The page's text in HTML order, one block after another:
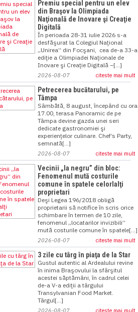
Premiu special pentru un elev
din Braşov la Olimpiada
Naţională de Inovare şi Creaţie
Digitală
În perioada 28-31 iulie 2026 s-a
desfăşurat la Colegiul Naţional
„Unirea” din Focşani, cea de-a 33-a
ediţie a Olimpiadei Naţionale de
Inovare şi Creaţie Digitală –[...]
2026-08-07 citeste mai mult
Petrecerea bucătarului, pe
Tâmpa
Sâmbătă, 8 august, începând cu ora
17.00, terasa Panoramic de pe
Tâmpa devine gazda unei seri
dedicate gastronomiei şi
experienţelor culinare. Chef’s Party,
semnată[...]
2026-08-07 citeste mai mult
Vecinii „la negru” din bloc:
Fenomenul mută costurile
comune în spatele celorlalţi
proprietari
Deşi Legea 196/2018 obligă
proprietarii să notifice în scris orice
schimbare în termen de 10 zile,
fenomenul „locatarilor invizibili”
mută costurile comune în spatele[...]
2026-08-07 citeste mai mult
3 zile cu târg în piaţa de la Star
Gustul autentic al Ardealului revine
în inima Braşovului la sfârşitul
acestei săptămâni, în cadrul celei
de-a V-a ediţii a târgului
Transylvanian Food Market.
Târgul[...]
2026-08-07 citeste mai mult